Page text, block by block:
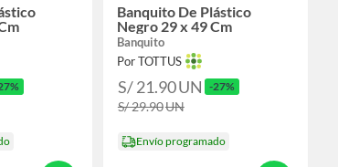
Banquito De Plástico
Negro 29 x 49 Cm
Banquito
Por TOTTUS
S/ 21.90UN -27%
S/ 29.90UN
Envío programado